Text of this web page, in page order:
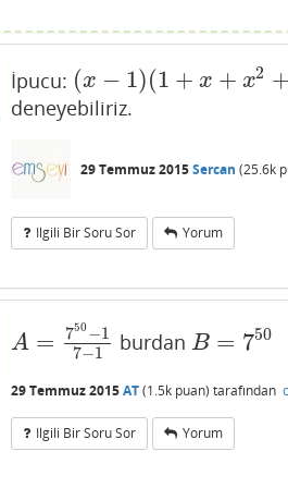
İpucu: (x − 1)(1 + x + x2 +
(x− 1)( 1+x+x 2+ ⋯ +xn−1 =x
deneyebiliriz.
29 Temmuz 2015Sercan (25.6k
Ilgili Bir Soru Sor Yorum
A = 750 −1
7−1
A= 750−17−1 burdan B = 750
B= 750
29 Temmuz 2015AT(1.5k puan) tarafından
Ilgili Bir Soru Sor Yorum